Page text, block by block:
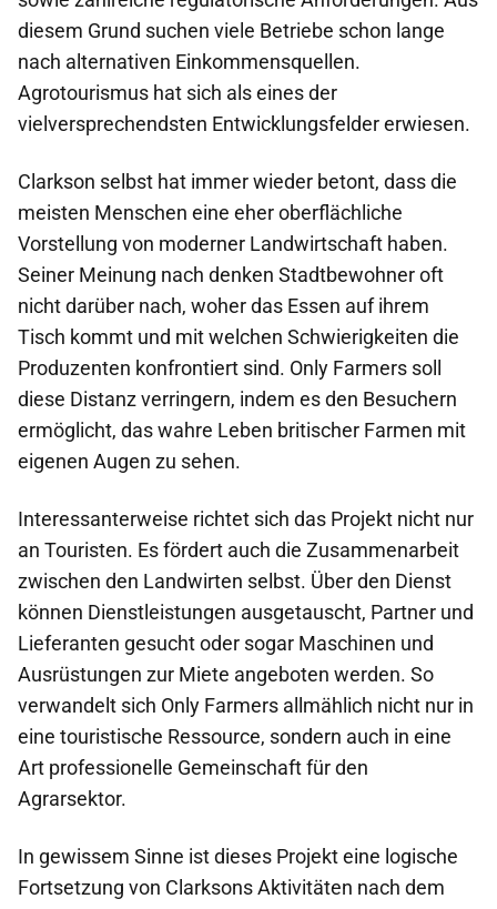
diesem Grund suchen viele Betriebe schon lange
nach alternativen Einkommensquellen.
Agrotourismus hat sich als eines der
vielversprechendsten Entwicklungsfelder erwiesen.
Clarkson selbst hat immer wieder betont, dass die
meisten Menschen eine eher oberflächliche
Vorstellung von moderner Landwirtschaft haben.
Seiner Meinung nach denken Stadtbewohner oft
nicht darüber nach, woher das Essen auf ihrem
Tisch kommt und mit welchen Schwierigkeiten die
Produzenten konfrontiert sind. Only Farmers soll
diese Distanz verringern, indem es den Besuchern
ermöglicht, das wahre Leben britischer Farmen mit
eigenen Augen zu sehen.
Interessanterweise richtet sich das Projekt nicht nur
an Touristen. Es fördert auch die Zusammenarbeit
zwischen den Landwirten selbst. Über den Dienst
können Dienstleistungen ausgetauscht, Partner und
Lieferanten gesucht oder sogar Maschinen und
Ausrüstungen zur Miete angeboten werden. So
verwandelt sich Only Farmers allmählich nicht nur in
eine touristische Ressource, sondern auch in eine
Art professionelle Gemeinschaft für den
Agrarsektor.
In gewissem Sinne ist dieses Projekt eine logische
Fortsetzung von Clarksons Aktivitäten nach dem